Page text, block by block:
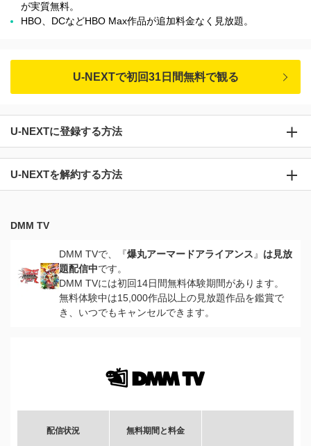
が実質無料。
HBO、DCなどHBO Max作品が追加料金なく見放題。
U-NEXTで初回31日間無料で観る
U-NEXTに登録する方法
U-NEXTを解約する方法
DMM TV
DMM TVで、『爆丸アーマードアライアンス 』 は見放
題配信中です。
DMM TVには初回14日間無料体験期間があります。
無料体験中は15,000作品以上の見放題作品を鑑賞で
き、いつでもキャンセルできます。
配信状況 無料期間と料金